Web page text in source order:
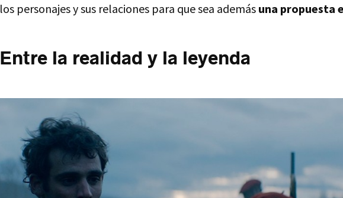
los personajes y sus relaciones para que sea además una propuesta
Entre la realidad y la leyenda